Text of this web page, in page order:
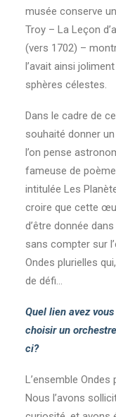
musée conserve
Troy – La Leçon
(vers 1702) –
l’avait ainsi
sphères célestes.
Dans le cadre de
souhaité donner
l’on pense
fameuse de
intitulée Les
croire que cette
d’être donnée
sans compter sur
Ondes plurielles
de défi…
Quel lien avez
choisir un
ci?
L’ensemble Ondes
Nous l’avons